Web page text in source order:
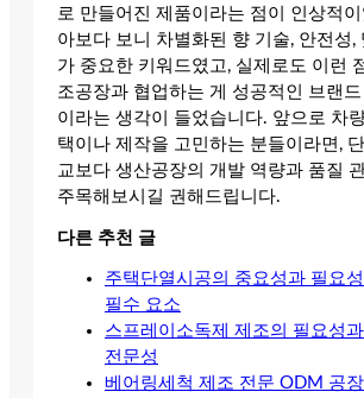
로 만들어진 제품이라는 점이 인상적
아보다 보니 차별화된 향 기술, 안전성,
가 중요한 키워드였고, 실제로도 이런
조공장과 협업하는 게 성공적인 브랜
이라는 생각이 들었습니다. 앞으로 차
택이나 제작을 고민하는 분들이라면,
교보다 생산공장의 개발 역량과 품질
주목해보시길 권해드립니다.
다른 추천 글
주택단열시공의 중요성과 필요
필수 요소
스프레이소독제 제조의 필요성
전문성
베어링세척 제조 전문 ODM 공장